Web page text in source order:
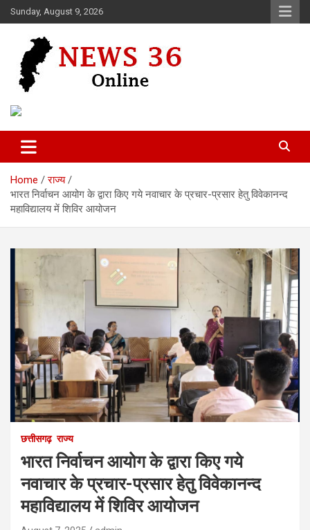
Skip
to
Sunday, August 9, 2026
News 36
Home
राज्य
भारत निर्वाचन आयोग के द्वारा किए गये नवाचार के प्रचार-प्रसार हेतु विवेकानन्द
महाविद्यालय में शिविर आयोजन
छत्तीसगढ़ राज्य
भारत निर्वाचन आयोग के द्वारा किए गये
नवाचार के प्रचार-प्रसार हेतु विवेकानन्द
महाविद्यालय में शिविर आयोजन